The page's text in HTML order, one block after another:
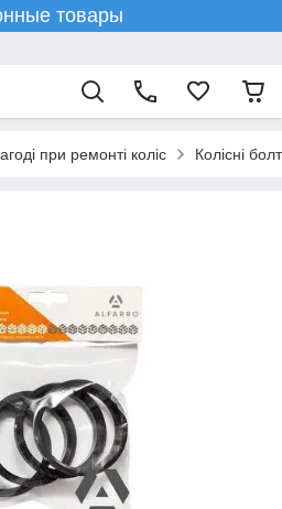
товары
при ремонті коліс Колісні